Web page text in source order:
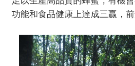
功能和食品健康上達成三贏，前